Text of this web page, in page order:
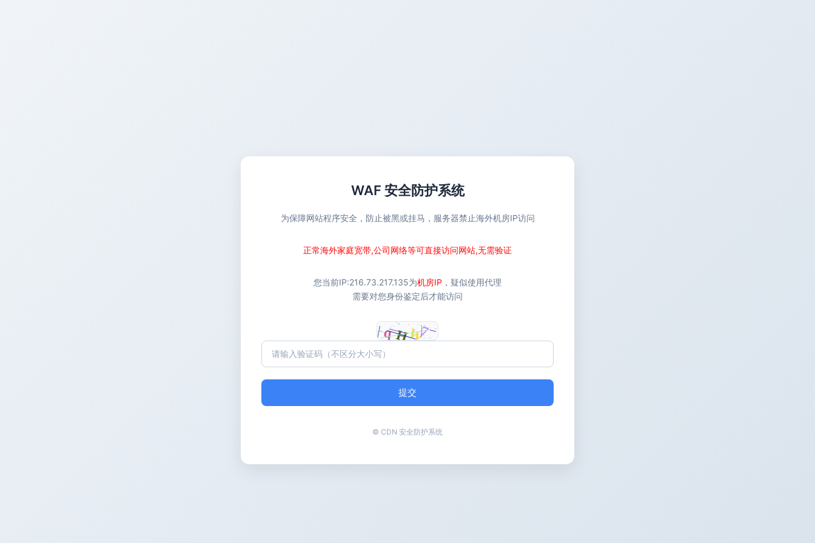
WAF 安全防护系统
为保障网站程序安全，防止被黑或挂马，服务器禁止海外机房IP访问
正常海外家庭宽带,公司网络等可直接访问网站,无需验证
您当前IP:216.73.217.135为机房IP ，疑似使用代理
需要对您身份鉴定后才能访问
提交
© CDN 安全防护系统